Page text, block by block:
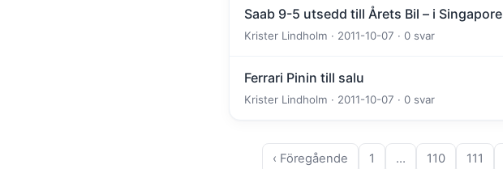
Saab 9-5 utsedd till Årets Bil – i Singapore
Krister Lindholm · 2011-10-07 · 0 svar
Ferrari Pinin till salu
Krister Lindholm · 2011-10-07 · 0 svar
‹ Föregående 1 … 110 111